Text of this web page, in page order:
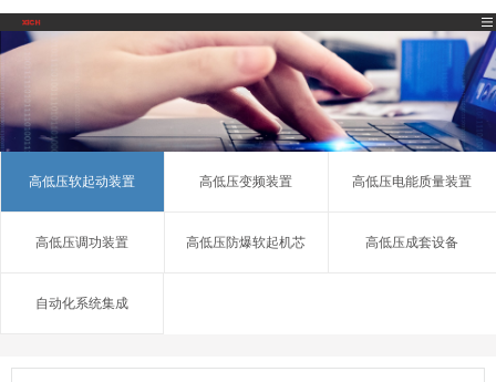
高低压软起动装置 高低压变频装置 高低压电能质量装置
高低压调功装置 高低压防爆软起机芯 高低压成套设备
自动化系统集成